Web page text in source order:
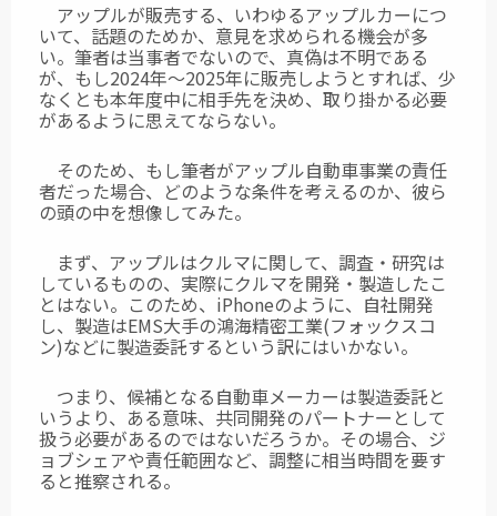
アップルが販売する、いわゆるアップルカーにつ
いて、話題のためか、意見を求められる機会が多
い。筆者は当事者でないので、真偽は不明である
が、もし2024年～2025年に販売しようとすれば、少
なくとも本年度中に相手先を決め、取り掛かる必要
があるように思えてならない。
そのため、もし筆者がアップル自動車事業の責任
者だった場合、どのような条件を考えるのか、彼ら
の頭の中を想像してみた。
まず、アップルはクルマに関して、調査・研究は
しているものの、実際にクルマを開発・製造したこ
とはない。このため、iPhoneのように、自社開発
し、製造はEMS大手の鴻海精密工業(フォックスコ
ン)などに製造委託するという訳にはいかない。
つまり、候補となる自動車メーカーは製造委託と
いうより、ある意味、共同開発のパートナーとして
扱う必要があるのではないだろうか。その場合、ジ
ョブシェアや責任範囲など、調整に相当時間を要す
ると推察される。